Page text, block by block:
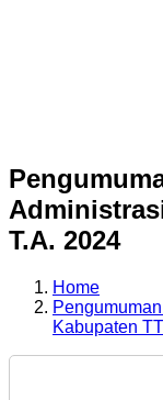
T.A. 2024
Home
Kabupaten